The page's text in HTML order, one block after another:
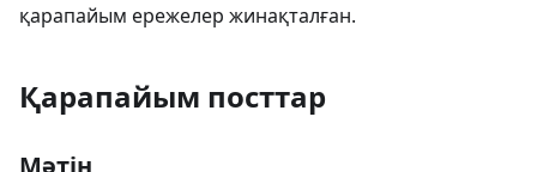
қарапайым ережелер жинақталған.
Қарапайым посттар